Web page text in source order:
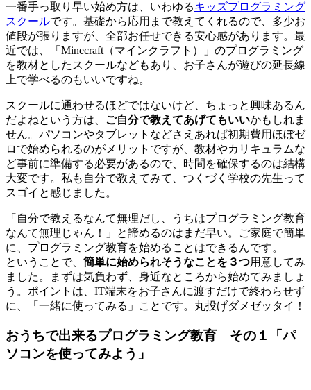
一番手っ取り早い始め方は、いわゆるキッズプログラミング
スクールです。基礎から応用まで教えてくれるので、多少お
値段が張りますが、全部お任せできる安心感があります。最
近では、「Minecraft（マインクラフト）」のプログラミング
を教材としたスクールなどもあり、お子さんが遊びの延長線
上で学べるのもいいですね。
スクールに通わせるほどではないけど、ちょっと興味あるん
だよねという方は、 ご自分で教えてあげてもいいかもしれま
せん。パソコンやタブレットなどさえあれば初期費用ほぼゼ
ロで始められるのがメリットですが、教材やカリキュラムな
ど事前に準備する必要があるので、時間を確保するのは結構
大変です。私も自分で教えてみて、つくづく学校の先生って
スゴイと感じました。
「自分で教えるなんて無理だし、うちはプログラミング教育
なんて無理じゃん！」と諦めるのはまだ早い。ご家庭で簡単
に、プログラミング教育を始めることはできるんです。
ということで、 簡単に始められそうなことを３つ用意してみ
ました。まずは気負わず、身近なところから始めてみましょ
う。ポイントは、IT端末をお子さんに渡すだけで終わらせず
に、「一緒に使ってみる」ことです。丸投げダメゼッタイ！
おうちで出来るプログラミング教育 その１「パ
ソコンを使ってみよう」